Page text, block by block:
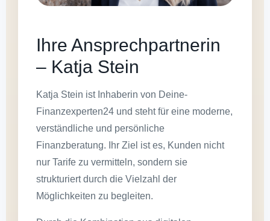
Ihre Ansprechpartnerin
– Katja Stein
Katja Stein ist Inhaberin von Deine-
Finanzexperten24 und steht für eine moderne,
verständliche und persönliche
Finanzberatung. Ihr Ziel ist es, Kunden nicht
nur Tarife zu vermitteln, sondern sie
strukturiert durch die Vielzahl der
Möglichkeiten zu begleiten.